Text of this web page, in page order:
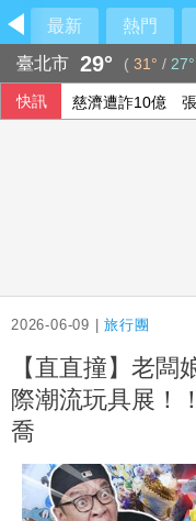
最新 熱門
臺北市 29° ( 31° / 27°
快訊 慈濟遭詐10億 張
2026-06-09 |旅行團
【直直撞】老闆
際潮流玩具展！
喬